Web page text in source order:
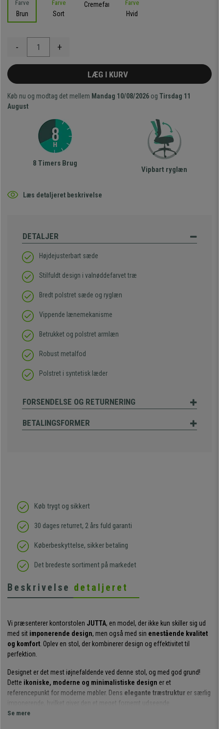
Brun Sort
Cremefarvet
Hvid
- +
LÆG I KURV
Køb nu og modtag det mellem Mandag 10/08/2026 og Tirsdag 11
August
8 Timers Brug
Vipbart ryglæn
Læs detaljeret beskrivelse
DETALJER
Højdejusterbart sæde
Stilfuldt design i valnøddefarvet træ
Bredt polstret sæde og ryglæn
Vippende lænemekanisme
Betrukket og polstret armlæn
Robust metalfod
Polstret i syntetisk læder
FORSENDELSE OG RETURNERING
BETALINGSFORMER
Køb trygt og sikkert
30 dages returret, 2 års fuld garanti
Køberbeskyttelse, sikker betaling
Det bredeste sortiment på markedet
Beskrivelse detaljeret
Vi præsenterer kontorstolen JUTTA, en model, der ikke kun skiller sig ud
med sit imponerende design, men også med sin enestående kvalitet
og komfort . Oplev en stol, der kombinerer design og effektivitet til
perfektion.
Designet er det mest iøjnefaldende ved denne stol, og med god grund!
Dette ikoniske, moderne og minimalistiske design er et
referencepunkt for moderne møbler. Dens elegante træstruktur er særlig
imponerende, hvilket giver den et meget fornemt udseende.
Se mere